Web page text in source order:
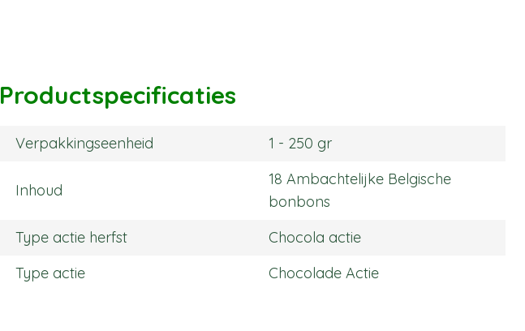
Productspecificaties
Verpakkingseenheid 1 - 250 gr
Inhoud
18 Ambachtelijke Belgische
bonbons
Type actie herfst
Chocola actie
Type actie
Chocolade Actie